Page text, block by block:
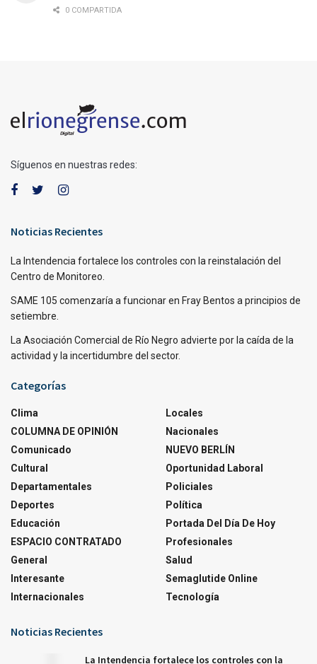
0 COMPARTIDA
Síguenos en nuestras redes:
Noticias Recientes
La Intendencia fortalece los controles con la reinstalación del
Centro de Monitoreo.
SAME 105 comenzaría a funcionar en Fray Bentos a principios de
setiembre.
La Asociación Comercial de Río Negro advierte por la caída de la
actividad y la incertidumbre del sector.
Categorías
Clima
COLUMNA DE OPINIÓN
Comunicado
Cultural
Departamentales
Deportes
Educación
ESPACIO CONTRATADO
General
Interesante
Internacionales
Locales
Nacionales
NUEVO BERLÍN
Oportunidad Laboral
Policiales
Política
Portada Del Día De Hoy
Profesionales
Salud
Semaglutide Online
Tecnología
Noticias Recientes
La Intendencia fortalece los controles con la